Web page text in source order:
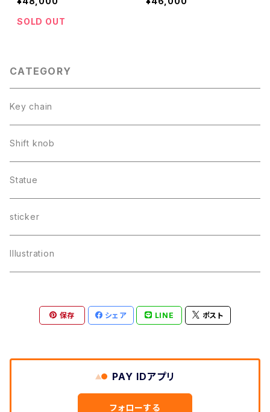
SOLD OUT
CATEGORY
Key chain
Shift knob
Statue
sticker
Illustration
保存 シェア LINE ポスト
PAY IDアプリ
フォローする